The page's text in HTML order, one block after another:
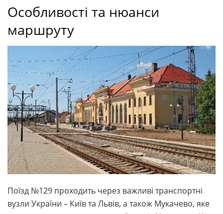
Особливості та нюанси
маршруту
Поїзд №129 проходить через важливі транспортні
вузли України – Київ та Львів, а також Мукачево, яке